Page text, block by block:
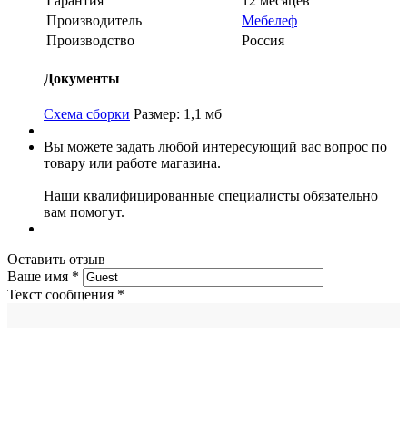
Производитель
Мебелеф
Производство
Россия
Документы
Схема сборки Размер: 1,1 мб
Вы можете задать любой интересующий вас вопрос по
товару или работе магазина.
Наши квалифицированные специалисты обязательно
вам помогут.
Оставить отзыв
Ваше имя *
Текст сообщения *